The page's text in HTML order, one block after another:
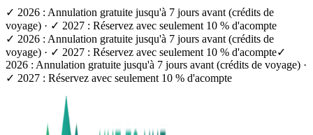
✓ 2026 : Annulation gratuite jusqu'à 7 jours avant (crédits de
voyage) · ✓ 2027 : Réservez avec seulement 10 % d'acompte
✓ 2026 : Annulation gratuite jusqu'à 7 jours avant (crédits de
voyage) · ✓ 2027 : Réservez avec seulement 10 % d'acompte✓
2026 : Annulation gratuite jusqu'à 7 jours avant (crédits de voyage) ·
✓ 2027 : Réservez avec seulement 10 % d'acompte